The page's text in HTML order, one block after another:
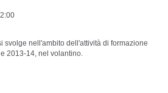
svolge nell'ambito dell'attività di formazione
2013-14, nel volantino.